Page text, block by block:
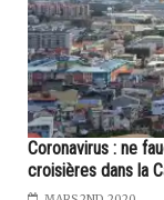
Coronavirus : ne
croisières dans la